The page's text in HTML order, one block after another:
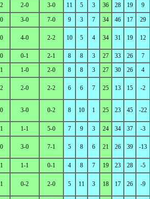
2-0 3-0 11 5 3 36 28 19 9
3-0 7-0 9 3 7 34 46 17 29
4-0 2-2 10 5 4 34 31 19 12
0-1 2-1 8 8 3 27 33 26
7
1-0 2-0 8 8 3 27 30 26 4
2-0 2-2 6 6 7 25 13 15 -2
3-0 0-2 8 10 1 25 23 45 -22
1-1 5-0 7 9 3 24 34 37 -3
3-0 7-1 5 8 6 21 26 39 -13
1-1 0-1 4 8 7 19 23 28 -5
0-2 2-0 5 11 3 18 17 26 -9